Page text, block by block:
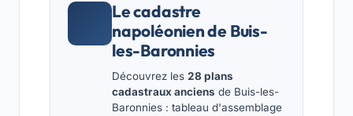
Le cadastre
napoléonien de Buis-
les-Baronnies
Découvrez les 28 plans
cadastraux anciens de Buis-les-
Baronnies : tableau d'assemblage